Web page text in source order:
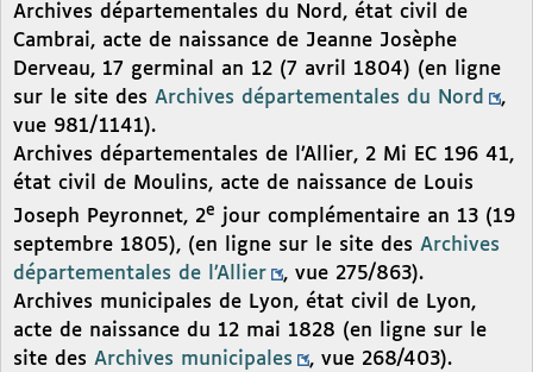
Archives départementales du Nord, état civil de
Cambrai, acte de naissance de Jeanne Josèphe
Derveau, 17 germinal an 12 (7 avril 1804) (en ligne
sur le site des Archives départementales du Nord
,
vue 981/1141).
Archives départementales de l’Allier, 2 Mi EC 196 41,
état civil de Moulins, acte de naissance de Louis
Joseph Peyronnet, 2e jour complémentaire an 13 (19
septembre 1805), (en ligne sur le site des Archives
départementales de l’Allier
, vue 275/863).
Archives municipales de Lyon, état civil de Lyon,
acte de naissance du 12 mai 1828 (en ligne sur le
site des Archives municipales
, vue 268/403).